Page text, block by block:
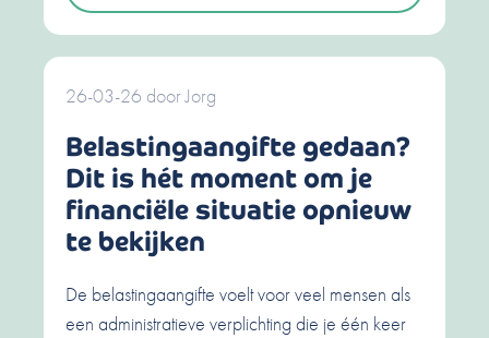
26-03-26 doorJorg
Belastingaangifte gedaan?
Dit is hét moment om je
financiële situatie opnieuw
te bekijken
De belastingaangifte voelt voor veel mensen als
een administratieve verplichting die je één keer